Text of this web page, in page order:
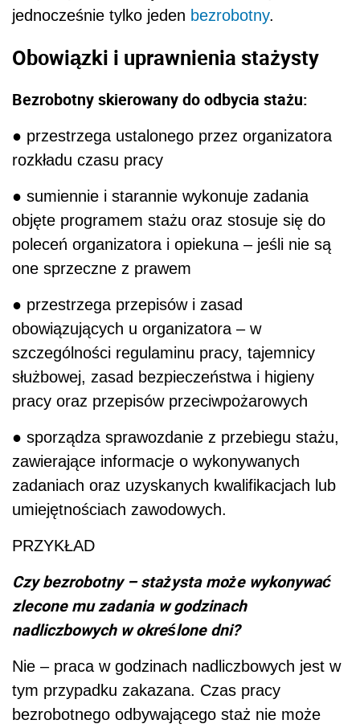
jednocześnie tylko jeden bezrobotny.
Obowiązki i uprawnienia stażysty
Bezrobotny skierowany do odbycia stażu:
● przestrzega ustalonego przez organizatora
rozkładu czasu pracy
● sumiennie i starannie wykonuje zadania
objęte programem stażu oraz stosuje się do
poleceń organizatora i opiekuna – jeśli nie są
one sprzeczne z prawem
● przestrzega przepisów i zasad
obowiązujących u organizatora – w
szczególności regulaminu pracy, tajemnicy
służbowej, zasad bezpieczeństwa i higieny
pracy oraz przepisów przeciwpożarowych
● sporządza sprawozdanie z przebiegu stażu,
zawierające informacje o wykonywanych
zadaniach oraz uzyskanych kwalifikacjach lub
umiejętnościach zawodowych.
PRZYKŁAD
Czy bezrobotny – stażysta może wykonywać
zlecone mu zadania w godzinach
nadliczbowych w określone dni?
Nie – praca w godzinach nadliczbowych jest w
tym przypadku zakazana. Czas pracy
bezrobotnego odbywającego staż nie może